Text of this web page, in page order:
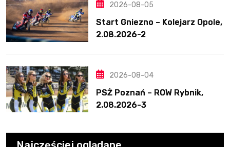
2026-08-05
Start Gniezno – Kolejarz Opole,
2.08.2026-2
2026-08-04
PSŻ Poznań – ROW Rybnik,
2.08.2026-3